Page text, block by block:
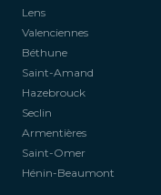
Lens
Valenciennes
Béthune
Saint-Amand
Hazebrouck
Seclin
Armentières
Saint-Omer
Hénin-Beaumont